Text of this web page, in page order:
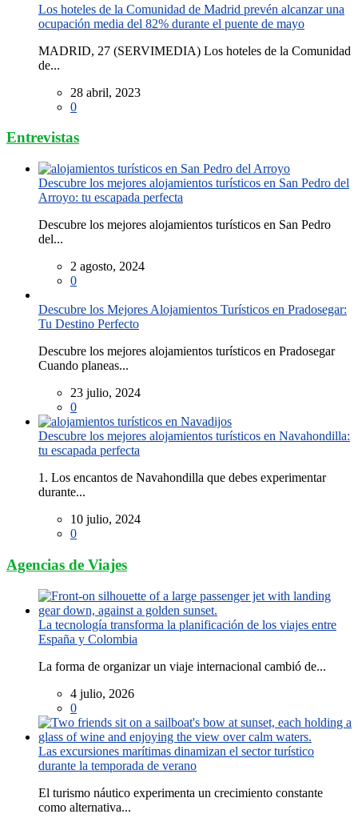
Los hoteles de la Comunidad de Madrid prevén alcanzar una
ocupación media del 82% durante el puente de mayo
MADRID, 27 (SERVIMEDIA) Los hoteles de la Comunidad
de...
28 abril, 2023
0
Entrevistas
Descubre los mejores alojamientos turísticos en San Pedro del
Arroyo: tu escapada perfecta
Descubre los mejores alojamientos turísticos en San Pedro
del...
2 agosto, 2024
0
Descubre los Mejores Alojamientos Turísticos en Pradosegar:
Tu Destino Perfecto
Descubre los mejores alojamientos turísticos en Pradosegar
Cuando planeas...
23 julio, 2024
0
Descubre los mejores alojamientos turísticos en Navahondilla:
tu escapada perfecta
1. Los encantos de Navahondilla que debes experimentar
durante...
10 julio, 2024
0
Agencias de Viajes
La tecnología transforma la planificación de los viajes entre
España y Colombia
La forma de organizar un viaje internacional cambió de...
4 julio, 2026
0
Las excursiones marítimas dinamizan el sector turístico
durante la temporada de verano
El turismo náutico experimenta un crecimiento constante
como alternativa...